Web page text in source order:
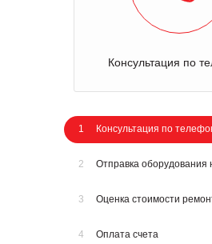
Консультация по
1 Консультация по
2 Отправка оборудования
3 Оценка стоимости
4 Оплата счета